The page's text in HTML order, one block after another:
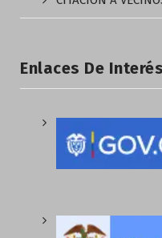
Enlaces De Interés